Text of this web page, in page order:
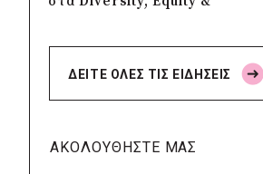
240 αντικείμενα
απομακρύνθηκαν από
Δήμος Θεσσαλονίκης: Έρευνα
ΔΕΙΤΕ ΟΛΕΣ ΤΙΣ ΕΙΔΗΣΕΙΣ
ΑΚΟΛΟΥΘΗΣΤΕ ΜΑΣ